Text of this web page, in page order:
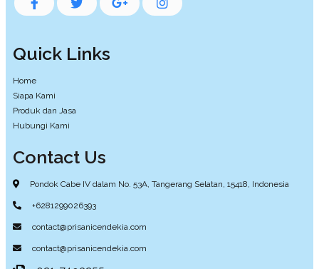
Quick Links
Home
Siapa Kami
Produk dan Jasa
Hubungi Kami
Contact Us
Pondok Cabe IV dalam No. 53A, Tangerang Selatan, 15418, Indonesia
+6281299026393
contact@prisanicendekia.com
contact@prisanicendekia.com